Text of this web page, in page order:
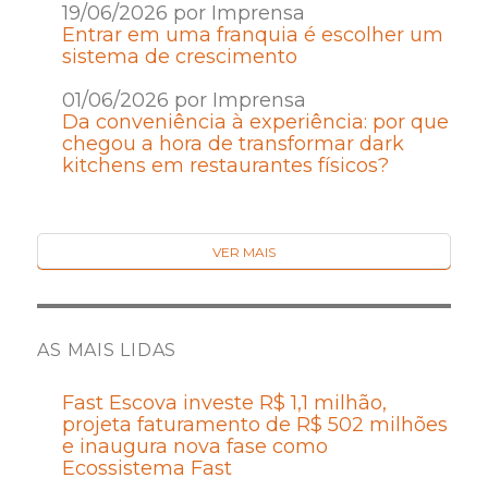
19/06/2026 por Imprensa
Entrar em uma franquia é escolher um
sistema de crescimento
01/06/2026 por Imprensa
Da conveniência à experiência: por que
chegou a hora de transformar dark
kitchens em restaurantes físicos?
VER MAIS
AS MAIS LIDAS
Fast Escova investe R$ 1,1 milhão,
projeta faturamento de R$ 502 milhões
e inaugura nova fase como
Ecossistema Fast